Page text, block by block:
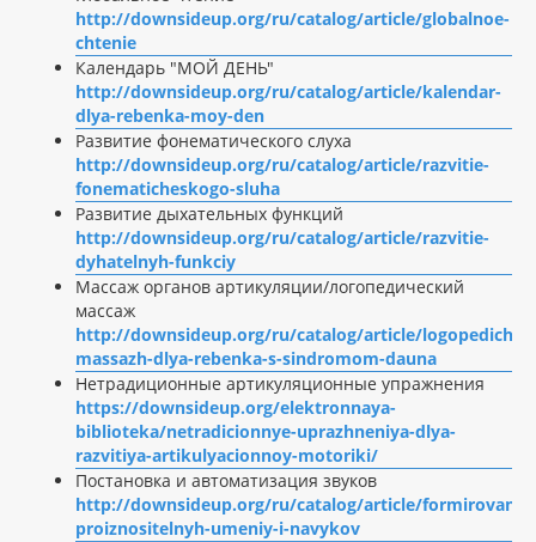
http://downsideup.org/ru/catalog/article/globalnoe-
chtenie
Календарь "МОЙ ДЕНЬ"
http://downsideup.org/ru/catalog/article/kalendar-
dlya-rebenka-moy-den
Развитие фонематического слуха
http://downsideup.org/ru/catalog/article/razvitie-
fonematicheskogo-sluha
Развитие дыхательных функций
http://downsideup.org/ru/catalog/article/razvitie-
dyhatelnyh-funkciy
Массаж органов артикуляции/логопедический
массаж
http://downsideup.org/ru/catalog/article/
massazh-dlya-rebenka-s-sindromom-dauna
Нетрадиционные артикуляционные упражнения
https://downsideup.org/elektronnaya-
biblioteka/netradicionnye-uprazhneniya-dlya-
razvitiya-artikulyacionnoy-motoriki/
Постановка и автоматизация звуков
http://downsideup.org/ru/catalog/article/formirovanie-
proiznositelnyh-umeniy-i-navykov